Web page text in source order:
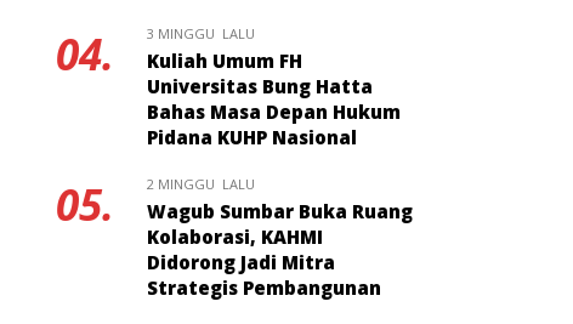
04. 3 MINGGU LALU
Kuliah Umum FH
Universitas Bung Hatta
Bahas Masa Depan Hukum
Pidana KUHP Nasional
05. 2 MINGGU LALU
Wagub Sumbar Buka Ruang
Kolaborasi, KAHMI
Didorong Jadi Mitra
Strategis Pembangunan